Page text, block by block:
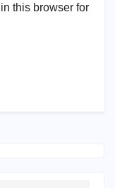
this browser for